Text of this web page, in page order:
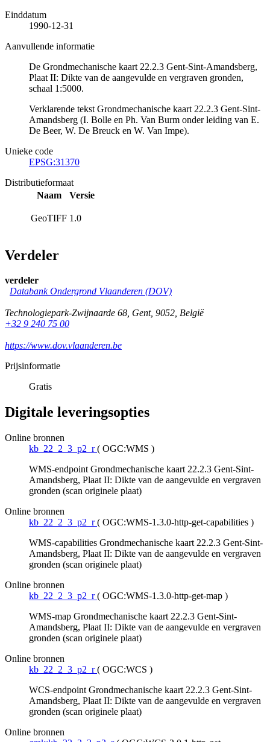
Einddatum
1990-12-31
Aanvullende informatie
De Grondmechanische kaart 22.2.3 Gent-Sint-Amandsberg,
Plaat II: Dikte van de aangevulde en vergraven gronden,
schaal 1:5000.
Verklarende tekst Grondmechanische kaart 22.2.3 Gent-Sint-
Amandsberg (I. Bolle en Ph. Van Burm onder leiding van E.
De Beer, W. De Breuck en W. Van Impe).
Unieke code
EPSG:31370
Distributieformaat
Naam
Versie
GeoTIFF 1.0
Verdeler
verdeler
Databank Ondergrond Vlaanderen (DOV)
Technologiepark-Zwijnaarde 68, Gent, 9052, België
+32 9 240 75 00
https://www.dov.vlaanderen.be
Prijsinformatie
Gratis
Digitale leveringsopties
Online bronnen
kb_22_2_3_p2_r ( OGC:WMS )
WMS-endpoint Grondmechanische kaart 22.2.3 Gent-Sint-
Amandsberg, Plaat II: Dikte van de aangevulde en vergraven
gronden (scan originele plaat)
Online bronnen
kb_22_2_3_p2_r ( OGC:WMS-1.3.0-http-get-capabilities )
WMS-capabilities Grondmechanische kaart 22.2.3 Gent-Sint-
Amandsberg, Plaat II: Dikte van de aangevulde en vergraven
gronden (scan originele plaat)
Online bronnen
kb_22_2_3_p2_r ( OGC:WMS-1.3.0-http-get-map )
WMS-map Grondmechanische kaart 22.2.3 Gent-Sint-
Amandsberg, Plaat II: Dikte van de aangevulde en vergraven
gronden (scan originele plaat)
Online bronnen
kb_22_2_3_p2_r ( OGC:WCS )
WCS-endpoint Grondmechanische kaart 22.2.3 Gent-Sint-
Amandsberg, Plaat II: Dikte van de aangevulde en vergraven
gronden (scan originele plaat)
Online bronnen